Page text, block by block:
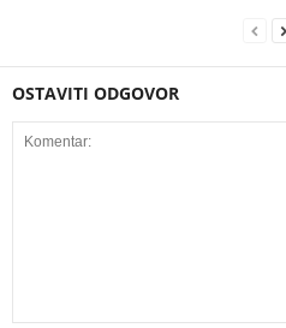
OSTAVITI ODGOVOR